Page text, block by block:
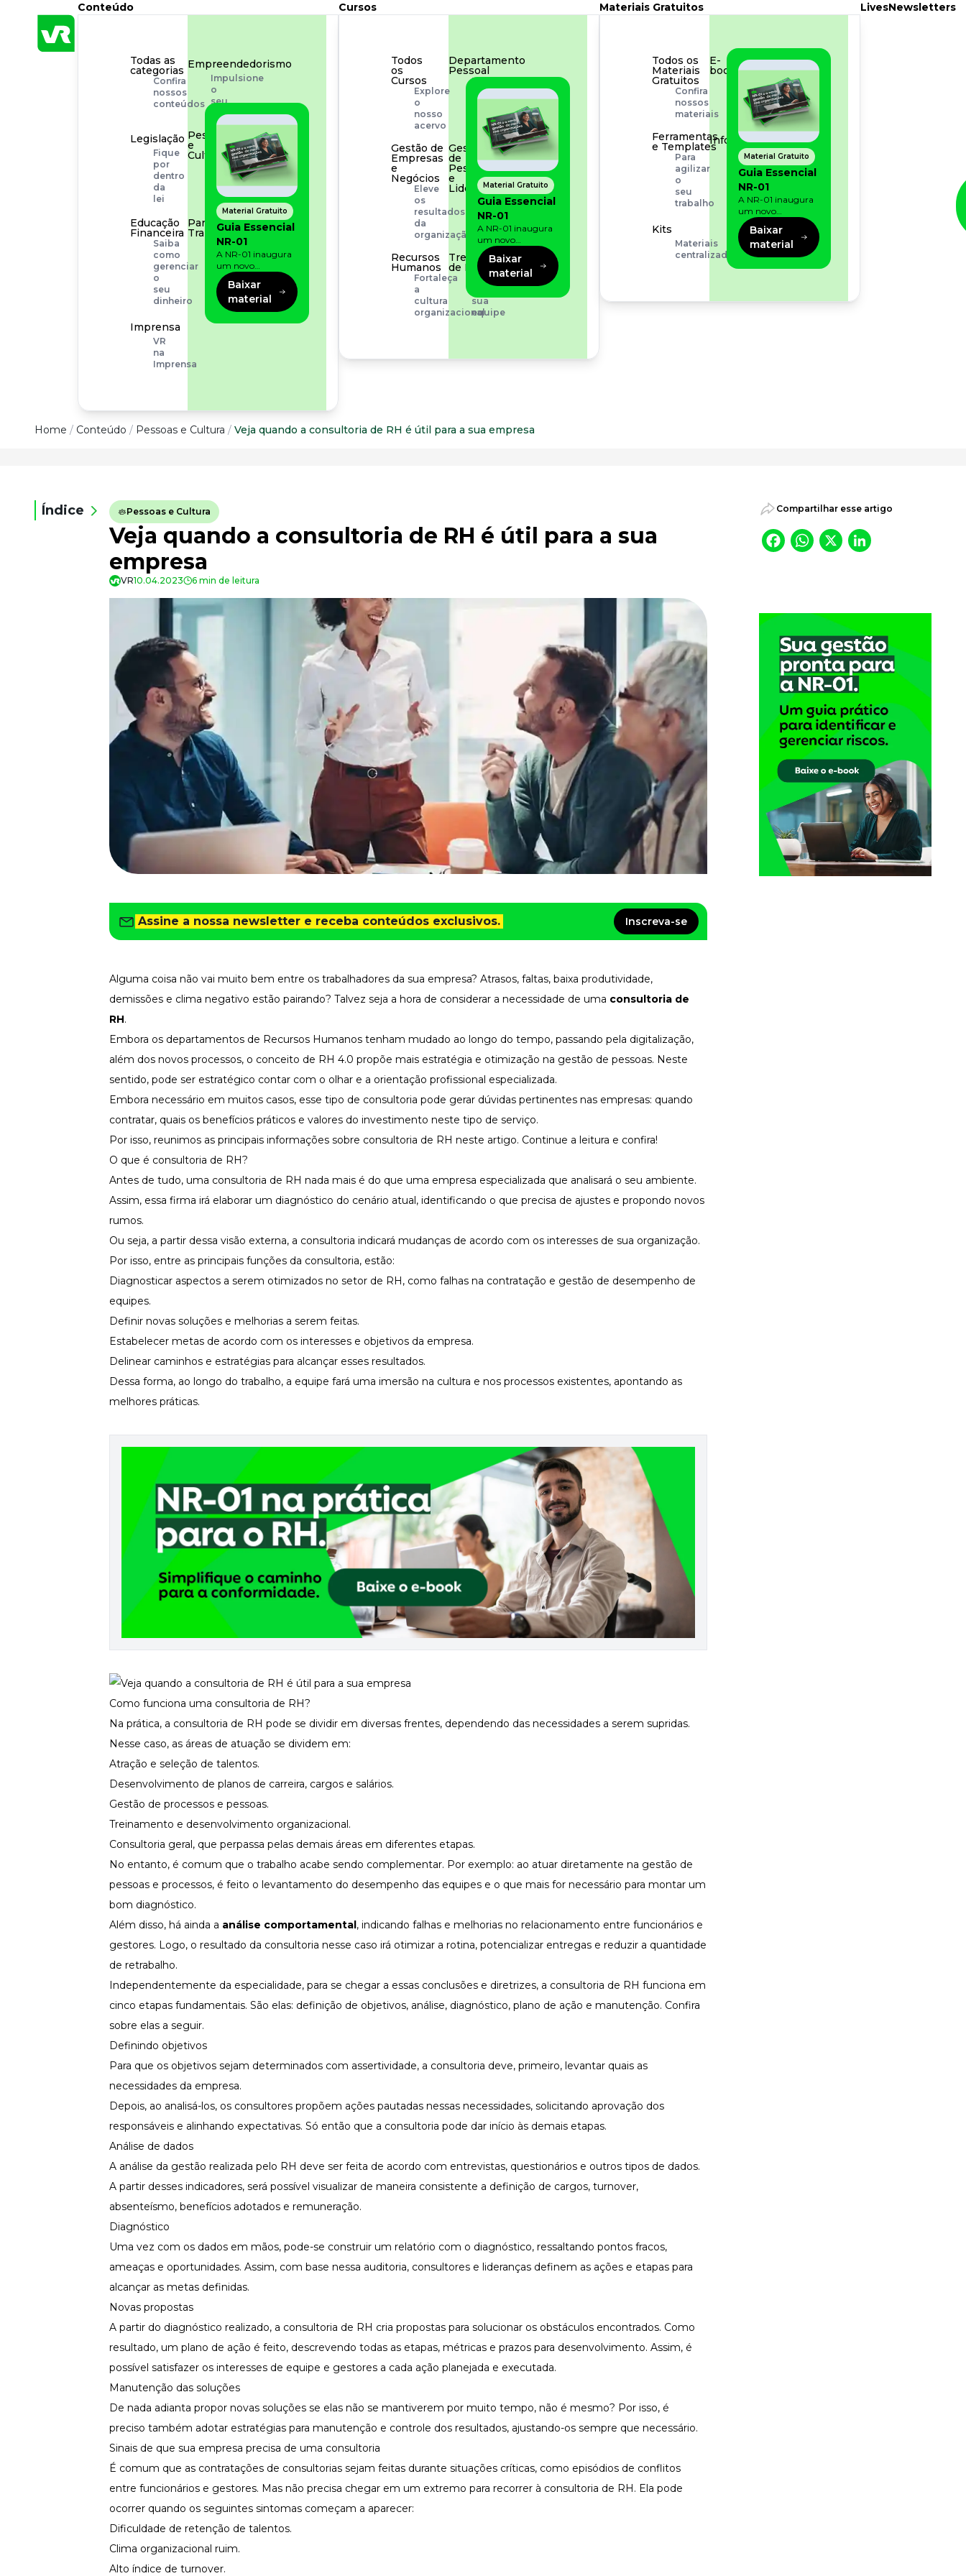
Conteúdo
Todas as
categorias
Confira
nossos
conteúdos
Empreendedorismo
Impulsione
o
seu
negócio
Legislação
Fique
por
dentro
da
lei
Pessoas
e
Cultura
Aprimore
cultura
organizacional
Educação
Financeira
Saiba
como
gerenciar
o
seu
dinheiro
Para o
Trabalhador
Tudo
para
facilitar
rotina
Imprensa
VR
na
Imprensa
Material Gratuito
Guia Essencial
NR-01
A NR-01 inaugura
um novo
momento na
prevenção de riscos:
agora, além dos
fatores físicos e
operacionais, as
Baixar
material
Cursos
Todos
os
Cursos
Explore
o
nosso
acervo
Departamento
Pessoal
Para
simplificar
processos
Gestão de
Empresas
e
Negócios
Eleve
os
resultados
da
organização
Gestão
de
Pessoas
e
Liderança
Capacitação
com
especialistas
Recursos
Humanos
Fortaleça
a
cultura
organizacional
Treinamento
de Produto
Desenvolva
sua
equipe
Material Gratuito
Guia Essencial
NR-01
A NR-01 inaugura
um novo
momento na
prevenção de riscos:
agora, além dos
fatores físicos e
operacionais, as
empresas precisam
olhar também
Baixar
material
Materiais Gratuitos
Todos os
Materiais
Gratuitos
Confira
nossos
materiais
E-
book
Aprofunde
seu
conhecimento
Ferramentas
e Templates
Para
agilizar
o
seu
trabalho
Infográfico
Conteúdo
prático
rápido
Kits
Materiais
centralizados
Material Gratuito
Guia Essencial
NR-01
A NR-01 inaugura
um novo
momento na
prevenção de riscos:
agora, além dos
fatores físicos e
operacionais, as
para os riscos
Baixar
material
LivesNewsletters
Conteúdo
Todas as categorias
Confira nossos conteúdos
Empreendedorismo
Impulsione o seu negócio
Legislação
Fique por dentro da lei
Aprimore a cultura organizacional
Educação Financeira
Saiba como gerenciar o seu dinheiro
Para o Trabalhador
Tudo para facilitar a rotina
VR na Imprensa
Todos os Cursos
Explore o nosso acervo
Departamento Pessoal
Para simplificar os processos
Eleve os resultados da organização
Gestão de Pessoas e Liderança
Capacitação com especialistas
Fortaleça a cultura organizacional
Treinamento de Produto
Materiais Gratuitos
Materiais Gratuitos
Todos os Materiais Gratuitos
Confira nossos materiais
Aprofunde seu conhecimento
Ferramentas e Templates
Infográfico
Conteúdo prático e rápido
Materiais centralizados
Newsletters
Home / Conteúdo / Pessoas e Cultura / Veja quando a consultoria de RH é útil para a sua empresa
Índice Pessoas e Cultura
Veja quando a consultoria de RH é útil para a sua
empresa
VR10.04.2023 6 min de leitura
Assine a nossa newsletter e receba conteúdos exclusivos. Inscreva-se
Alguma coisa não vai muito bem entre os trabalhadores da sua empresa? Atrasos, faltas, baixa produtividade,
demissões e clima negativo estão pairando? Talvez seja a hora de considerar a necessidade de uma consultoria de
RH.
Embora os departamentos de Recursos Humanos tenham mudado ao longo do tempo, passando pela digitalização,
além dos novos processos, o conceito de RH 4.0 propõe mais estratégia e otimização na gestão de pessoas. Neste
sentido, pode ser estratégico contar com o olhar e a orientação profissional especializada.
Embora necessário em muitos casos, esse tipo de consultoria pode gerar dúvidas pertinentes nas empresas: quando
contratar, quais os benefícios práticos e valores do investimento neste tipo de serviço.
Por isso, reunimos as principais informações sobre consultoria de RH neste artigo. Continue a leitura e confira!
O que é consultoria de RH?
Antes de tudo, uma consultoria de RH nada mais é do que uma empresa especializada que analisará o seu ambiente.
Assim, essa firma irá elaborar um diagnóstico do cenário atual, identificando o que precisa de ajustes e propondo novos
rumos.
Ou seja, a partir dessa visão externa, a consultoria indicará mudanças de acordo com os interesses de sua organização.
Por isso, entre as principais funções da consultoria, estão:
Diagnosticar aspectos a serem otimizados no setor de RH, como falhas na contratação e gestão de desempenho de
equipes.
Definir novas soluções e melhorias a serem feitas.
Estabelecer metas de acordo com os interesses e objetivos da empresa.
Delinear caminhos e estratégias para alcançar esses resultados.
Dessa forma, ao longo do trabalho, a equipe fará uma imersão na cultura e nos processos existentes, apontando as
melhores práticas.
Como funciona uma consultoria de RH?
Na prática, a consultoria de RH pode se dividir em diversas frentes, dependendo das necessidades a serem supridas.
Nesse caso, as áreas de atuação se dividem em:
Atração e seleção de talentos.
Desenvolvimento de planos de carreira, cargos e salários.
Gestão de processos e pessoas.
Treinamento e desenvolvimento organizacional.
Consultoria geral, que perpassa pelas demais áreas em diferentes etapas.
No entanto, é comum que o trabalho acabe sendo complementar. Por exemplo: ao atuar diretamente na gestão de
pessoas e processos, é feito o levantamento do desempenho das equipes e o que mais for necessário para montar um
bom diagnóstico.
Além disso, há ainda a análise comportamental , indicando falhas e melhorias no relacionamento entre funcionários e
gestores. Logo, o resultado da consultoria nesse caso irá otimizar a rotina, potencializar entregas e reduzir a quantidade
de retrabalho.
Independentemente da especialidade, para se chegar a essas conclusões e diretrizes, a consultoria de RH funciona em
cinco etapas fundamentais. São elas: definição de objetivos, análise, diagnóstico, plano de ação e manutenção. Confira
sobre elas a seguir.
Definindo objetivos
Para que os objetivos sejam determinados com assertividade, a consultoria deve, primeiro, levantar quais as
necessidades da empresa.
Depois, ao analisá-los, os consultores propõem ações pautadas nessas necessidades, solicitando aprovação dos
responsáveis e alinhando expectativas. Só então que a consultoria pode dar início às demais etapas.
Análise de dados
A análise da gestão realizada pelo RH deve ser feita de acordo com entrevistas, questionários e outros tipos de dados.
A partir desses indicadores, será possível visualizar de maneira consistente a definição de cargos, turnover,
absenteísmo, benefícios adotados e remuneração.
Diagnóstico
Uma vez com os dados em mãos, pode-se construir um relatório com o diagnóstico, ressaltando pontos fracos,
ameaças e oportunidades. Assim, com base nessa auditoria, consultores e lideranças definem as ações e etapas para
alcançar as metas definidas.
Novas propostas
A partir do diagnóstico realizado, a consultoria de RH cria propostas para solucionar os obstáculos encontrados. Como
resultado, um plano de ação é feito, descrevendo todas as etapas, métricas e prazos para desenvolvimento. Assim, é
possível satisfazer os interesses de equipe e gestores a cada ação planejada e executada.
Manutenção das soluções
De nada adianta propor novas soluções se elas não se mantiverem por muito tempo, não é mesmo? Por isso, é
preciso também adotar estratégias para manutenção e controle dos resultados, ajustando-os sempre que necessário.
Sinais de que sua empresa precisa de uma consultoria
É comum que as contratações de consultorias sejam feitas durante situações críticas, como episódios de conflitos
entre funcionários e gestores. Mas não precisa chegar em um extremo para recorrer à consultoria de RH. Ela pode
ocorrer quando os seguintes sintomas começam a aparecer:
Dificuldade de retenção de talentos.
Clima organizacional ruim.
Alto índice de turnover.
Compartilhar esse artigo
Facebook
WhatsApp
X